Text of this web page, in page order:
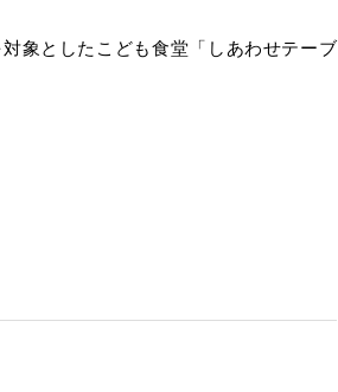
象としたこども食堂「しあわせテーブ